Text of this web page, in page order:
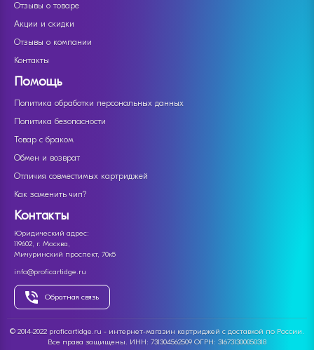
Отзывы о товаре
Акции и скидки
Отзывы о компании
Контакты
Помощь
Политика обработки персональных данных
Политика безопасности
Товар с браком
Обмен и возврат
Отличия совместимых картриджей
Как заменить чип?
Контакты
Юридический адрес:
119602, г. Москва,
Мичуринский проспект, 70к5
info@proficartidge.ru
Обратная связь
© 2014-2022 proficartidge.ru - интернет-магазин картриджей с доставкой по России.
Все права защищены. ИНН: 731304562509 ОГРН: 316731300050318